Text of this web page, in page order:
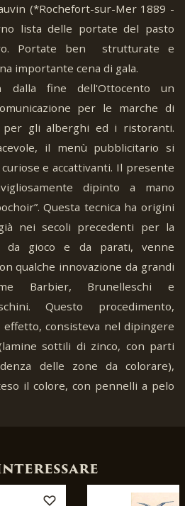
(*Rochefort-sur-Mer 1889 -
lista delle portate del pasto
Portate ben strutturate e
importante cena di gala.
dalla fine dell'Ottocento un
per le marche di
gli alberghi ed i ristoranti.
il menù pubblicitario si
e accattivanti. Il presente
dipinto a mano
Questa tecnica ha origini
nei secoli precedenti per la
da gioco e da parati, venne
qualche innovazione da grandi
Barbier, Brunelleschi e
Questo procedimento,
consisteva nel dipingere
sottili di zinco, con parti
delle zone da colorare),
il colore, con pennelli a pelo